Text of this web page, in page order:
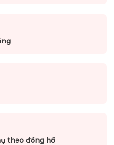
theo đồng hồ